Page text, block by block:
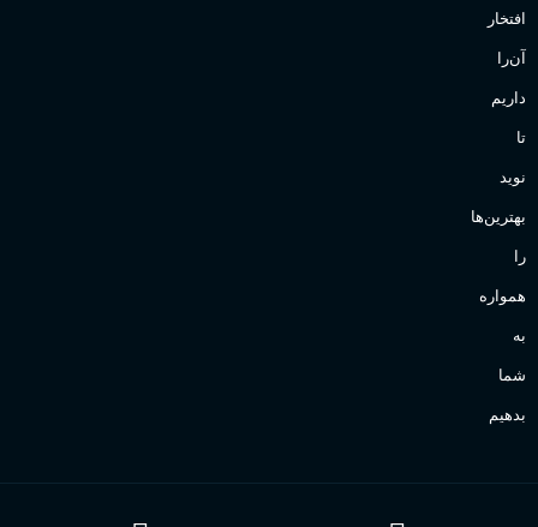
افتخار
آن‌را
داریم
تا
نوید
بهترین‌ها
را
همواره
به
شما
بدهیم